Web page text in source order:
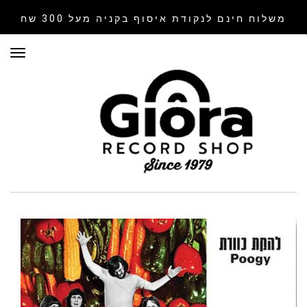
משלוח חינם לנקודת איסוף בקניה מעל 300 שח